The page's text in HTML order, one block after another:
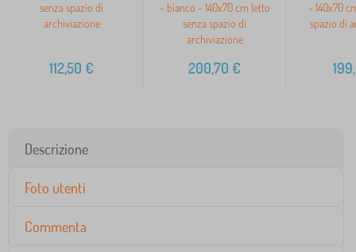
senza spazio di
archiviazione
112,50 €
- bianco - 140x70 cm letto
senza spazio di
archiviazione
200,70 €
- 140x70
spazio di
Descrizione
Foto utenti
Commenta